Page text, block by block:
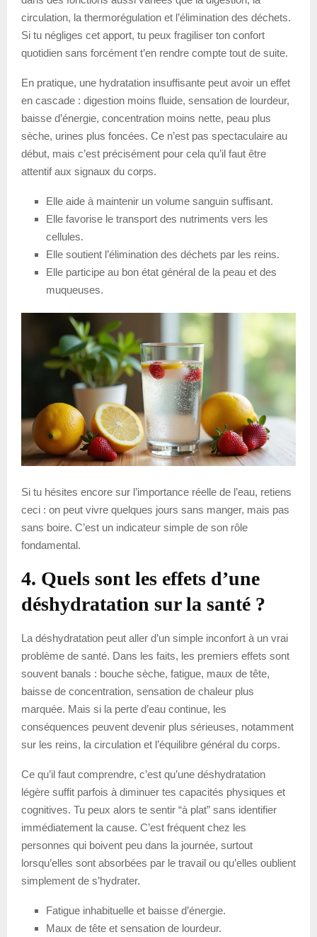
circulation, la thermorégulation et l’élimination des déchets.
Si tu négliges cet apport, tu peux fragiliser ton confort
quotidien sans forcément t’en rendre compte tout de suite.
En pratique, une hydratation insuffisante peut avoir un effet
en cascade : digestion moins fluide, sensation de lourdeur,
baisse d’énergie, concentration moins nette, peau plus
sèche, urines plus foncées. Ce n’est pas spectaculaire au
début, mais c’est précisément pour cela qu’il faut être
attentif aux signaux du corps.
Elle aide à maintenir un volume sanguin suffisant.
Elle favorise le transport des nutriments vers les
cellules.
Elle soutient l’élimination des déchets par les reins.
Elle participe au bon état général de la peau et des
muqueuses.
Si tu hésites encore sur l’importance réelle de l’eau, retiens
ceci : on peut vivre quelques jours sans manger, mais pas
sans boire. C’est un indicateur simple de son rôle
fondamental.
4. Quels sont les effets d’une
déshydratation sur la santé ?
La déshydratation peut aller d’un simple inconfort à un vrai
problème de santé. Dans les faits, les premiers effets sont
souvent banals : bouche sèche, fatigue, maux de tête,
baisse de concentration, sensation de chaleur plus
marquée. Mais si la perte d’eau continue, les
conséquences peuvent devenir plus sérieuses, notamment
sur les reins, la circulation et l’équilibre général du corps.
Ce qu’il faut comprendre, c’est qu’une déshydratation
légère suffit parfois à diminuer tes capacités physiques et
cognitives. Tu peux alors te sentir “à plat” sans identifier
immédiatement la cause. C’est fréquent chez les
personnes qui boivent peu dans la journée, surtout
lorsqu’elles sont absorbées par le travail ou qu’elles oublient
simplement de s’hydrater.
Fatigue inhabituelle et baisse d’énergie.
Maux de tête et sensation de lourdeur.